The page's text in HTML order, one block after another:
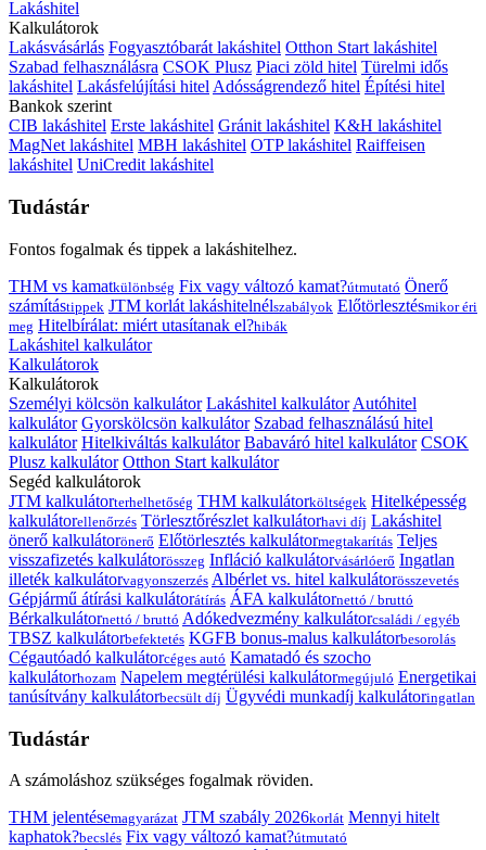
Lakáshitel
Kalkulátorok
Lakásvásárlás Fogyasztóbarát lakáshitel Otthon Start lakáshitel
Szabad felhasználásra CSOK Plusz Piaci zöld hitel Türelmi idős
lakáshitel Lakásfelújítási hitelAdósságrendező hitel Építési hitel
Bankok szerint
CIB lakáshitel Erste lakáshitel Gránit lakáshitel K&H lakáshitel
MagNet lakáshitel MBH lakáshitel OTP lakáshitel Raiffeisen
lakáshitel UniCredit lakáshitel
Tudástár
Fontos fogalmak és tippek a lakáshitelhez.
THM vs kamatkülönbség Fix vagy változó kamat?útmutató Önerő
számítástippek JTM korlát lakáshitelnélszabályok Előtörlesztésmikor éri
meg Hitelbírálat: miért utasítanak el?hibák
Lakáshitel kalkulátor
Kalkulátorok
Kalkulátorok
Személyi kölcsön kalkulátor Lakáshitel kalkulátor Autóhitel
kalkulátor Gyorskölcsön kalkulátor Szabad felhasználású hitel
kalkulátor Hitelkiváltás kalkulátor Babaváró hitel kalkulátor CSOK
Plusz kalkulátor Otthon Start kalkulátor
Segéd kalkulátorok
JTM kalkulátorterhelhetőség THM kalkulátorköltségek Hitelképesség
kalkulátorellenőrzés Törlesztőrészlet kalkulátorhavi díj Lakáshitel
önerő kalkulátorönerő Előtörlesztés kalkulátormegtakarítás Teljes
visszafizetés kalkulátorösszeg Infláció kalkulátorvásárlóerő Ingatlan
illeték kalkulátorvagyonszerzés Albérlet vs. hitel kalkulátorösszevetés
Gépjármű átírási kalkulátorátírás ÁFA kalkulátornettó / bruttó
Bérkalkulátornettó / bruttó Adókedvezmény kalkulátorcsaládi / egyéb
TBSZ kalkulátorbefektetés KGFB bonus-malus kalkulátorbesorolás
Cégautóadó kalkulátorcéges autó Kamatadó és szocho
kalkulátorhozam Napelem megtérülési kalkulátormegújuló Energetikai
tanúsítvány kalkulátorbecsült díj Ügyvédi munkadíj kalkulátoringatlan
Tudástár
A számoláshoz szükséges fogalmak röviden.
THM jelentésemagyarázat JTM szabály 2026korlát Mennyi hitelt
kaphatok?becslés Fix vagy változó kamat?útmutató